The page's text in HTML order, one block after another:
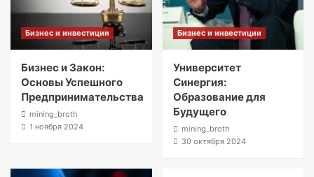
Бизнес и инвестиции
Бизнес и Закон:
Основы Успешного
Предпринимательства
mining_broth
1 ноября 2024
Бизнес и инвестиции
Университет
Синергия:
Образование для
Будущего
mining_broth
30 октября 2024